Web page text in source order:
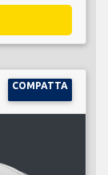
COMPATTA